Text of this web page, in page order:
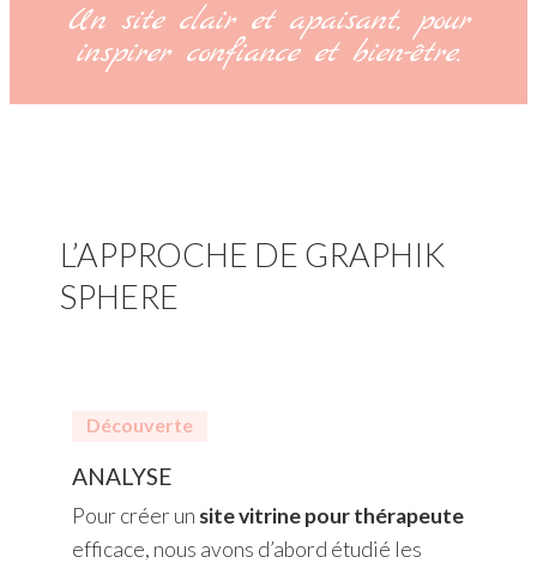
Un site clair et apaisant, pour
inspirer confiance et bien-être.
L’APPROCHE DE GRAPHIK
SPHERE
Découverte
ANALYSE
Pour créer un site vitrine pour thérapeute
efficace, nous avons d’abord étudié les